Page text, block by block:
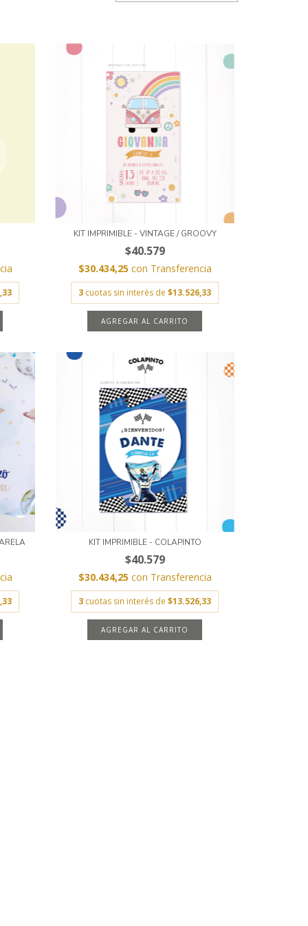
KIT IMPRIMIBLE - VINTAGE / GROOVY
$40.579
$30.434,25 con Transferencia
3 cuotas sin interés de$13.526,33
AGREGAR AL CARRITO
KIT IMPRIMIBLE - COLAPINTO
$40.579
$30.434,25 con Transferencia
3 cuotas sin interés de$13.526,33
AGREGAR AL CARRITO